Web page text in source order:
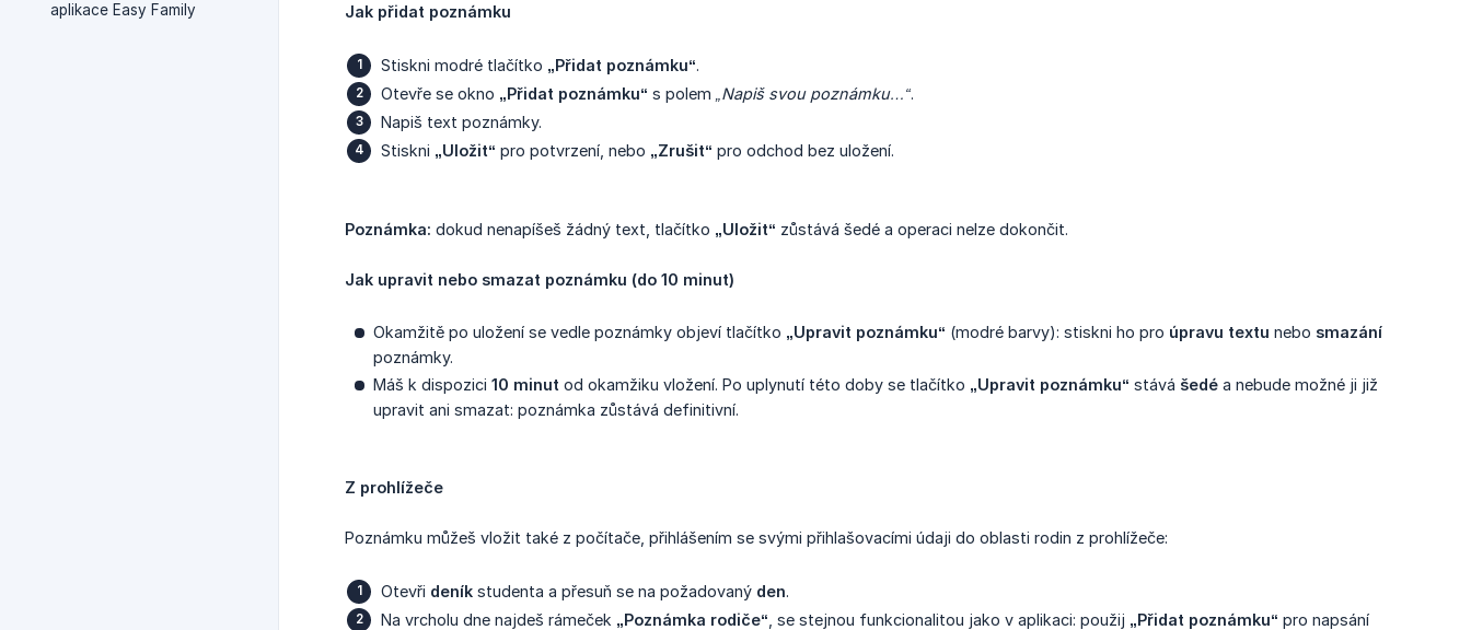
aplikace Easy Family
Jak přidat poznámku
Stiskni modré tlačítko „Přidat poznámku“.
Otevře se okno „Přidat poznámku“ s polem „Napiš svou poznámku…“.
Napiš text poznámky.
Stiskni „Uložit“ pro potvrzení, nebo „Zrušit“ pro odchod bez uložení.
Poznámka: dokud nenapíšeš žádný text, tlačítko „Uložit“ zůstává šedé a operaci nelze dokončit.
Jak upravit nebo smazat poznámku (do 10 minut)
Okamžitě po uložení se vedle poznámky objeví tlačítko „Upravit poznámku“ (modré barvy): stiskni ho pro úpravu textu nebo smazání
poznámky.
Máš k dispozici 10 minut od okamžiku vložení. Po uplynutí této doby se tlačítko „Upravit poznámku“ stává šedé a nebude možné ji již
upravit ani smazat: poznámka zůstává definitivní.
Z prohlížeče
Poznámku můžeš vložit také z počítače, přihlášením se svými přihlašovacími údaji do oblasti rodin z prohlížeče:
Otevři deník studenta a přesuň se na požadovaný den.
Na vrcholu dne najdeš rámeček „Poznámka rodiče“ , se stejnou funkcionalitou jako v aplikaci: použij „Přidat poznámku“ pro napsání